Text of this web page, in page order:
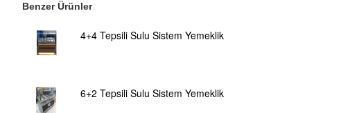
Benzer Ürünler
4+4 Tepsili Sulu Sistem Yemeklik
6+2 Tepsili Sulu Sistem Yemeklik